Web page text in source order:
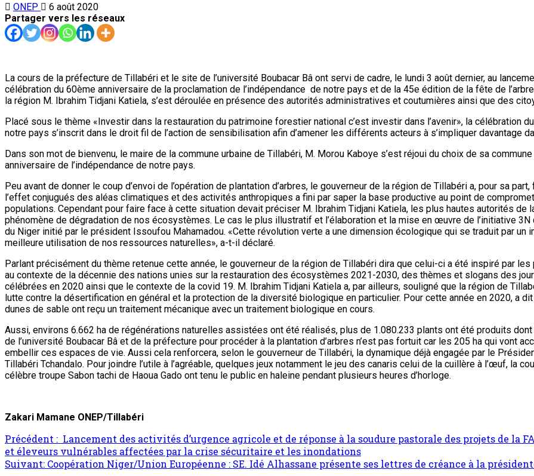
ONEP
6 août 2020
Partager vers les réseaux
La cours de la préfecture de Tillabéri et le site de l’université Boubacar Bâ ont servi de cadre, le lundi 3 août dernier, au
célébration du 60ème anniversaire de la proclamation de l’indépendance de notre pays et de la 45e édition de la fête de
la région M. Ibrahim Tidjani Katiela, s’est déroulée en présence des autorités administratives et coutumières ainsi que des
Placé sous le thème «Investir dans la restauration du patrimoine forestier national c’est investir dans l’avenir», la célébration
notre pays s’inscrit dans le droit fil de l’action de sensibilisation afin d’amener les différents acteurs à s’impliquer davantage
Dans son mot de bienvenu, le maire de la commune urbaine de Tillabéri, M. Morou Kaboye s’est réjoui du choix de sa
anniversaire de l’indépendance de notre pays.
Peu avant de donner le coup d’envoi de l’opération de plantation d’arbres, le gouverneur de la région de Tillabéri a, pour sa
l’effet conjugués des aléas climatiques et des activités anthropiques a fini par saper la base productive au point de
populations. Cependant pour faire face à cette situation devait préciser M. Ibrahim Tidjani Katiela, les plus hautes autorités de
phénomène de dégradation de nos écosystèmes. Le cas le plus illustratif et l’élaboration et la mise en œuvre de l’initiative
du Niger initié par le président Issoufou Mahamadou. «Cette révolution verte a une dimension écologique qui se traduit par un
meilleure utilisation de nos ressources naturelles», a-t-il déclaré.
Parlant précisément du thème retenue cette année, le gouverneur de la région de Tillabéri dira que celui-ci a été inspiré par
au contexte de la décennie des nations unies sur la restauration des écosystèmes 2021-2030, des thèmes et slogans des
célébrées en 2020 ainsi que le contexte de la covid 19. M. Ibrahim Tidjani Katiela a, par ailleurs, souligné que la région de
lutte contre la désertification en général et la protection de la diversité biologique en particulier. Pour cette année en 2020, a
dunes de sable ont reçu un traitement mécanique avec un traitement biologique en cours.
Aussi, environs 6.662 ha de régénérations naturelles assistées ont été réalisés, plus de 1.080.233 plants ont été produits
de l’université Boubacar Bâ et de la préfecture pour procéder à la plantation d’arbres n’est pas fortuit car les 205 ha qui vont
embellir ces espaces de vie. Aussi cela renforcera, selon le gouverneur de Tillabéri, la dynamique déjà engagée par le
Tillabéri Tchandalo. Pour joindre l’utile à l’agréable, quelques jeux notamment le jeu des canaris celui de la cuillère à l’œuf, la
célèbre troupe Sabon tachi de Haoua Gado ont tenu le public en haleine pendant plusieurs heures d’horloge.
Zakari Mamane ONEP/Tillabéri
Précédent : Lancement des activités d’urgence agricole et de réponse à la soudure pastorale des projets de la
et éleveurs vulnérables affectées par la crise sécuritaire et les inondations
Suivant: Coopération Niger/Union Européenne : SE. Idé Alhassane présente ses lettres de créance à la